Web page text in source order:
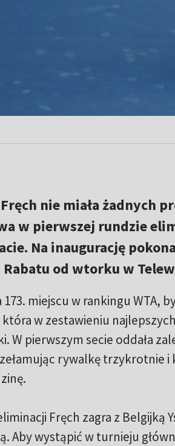
nie miała żadnych
w pierwszej rundzie
Na inaugurację
Rabatu od wtorku w
miejscu w rankingu WTA,
w zestawieniu
W pierwszym secie oddała
rywalkę trzykrotnie
Fręch zagra z Belgijką
Aby wystąpić w turnieju